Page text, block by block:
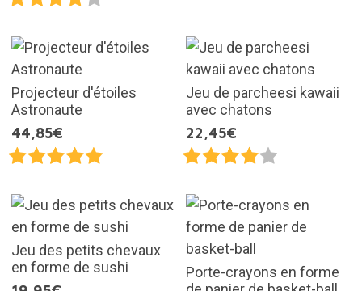
Projecteur d'étoiles
Astronaute
44,85€
Jeu de parcheesi kawaii
avec chatons
22,45€
Jeu des petits chevaux
en forme de sushi
Porte-crayons en forme